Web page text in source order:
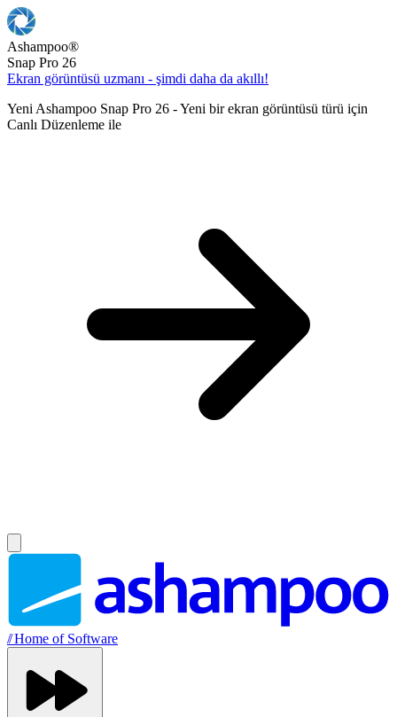
Ashampoo®
Snap Pro 26
Ekran görüntüsü uzmanı - şimdi daha da akıllı!
Yeni Ashampoo Snap Pro 26 - Yeni bir ekran görüntüsü türü için
Canlı Düzenleme ile
//Home of Software